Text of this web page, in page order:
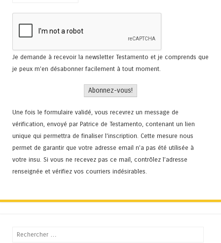
Je demande à recevoir la newsletter Testamento et je comprends que
je peux m'en désabonner facilement à tout moment.
Une fois le formulaire validé, vous recevrez un message de
vérification, envoyé par Patrice de Testamento, contenant un lien
unique qui permettra de finaliser l'inscription. Cette mesure nous
permet de garantir que votre adresse email n’a pas été utilisée à
votre insu. Si vous ne recevez pas ce mail, contrôlez l’adresse
renseignée et vérifiez vos courriers indésirables.
Recherche